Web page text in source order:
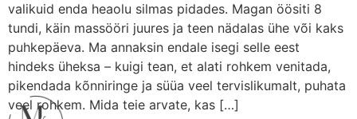
valikuid enda heaolu silmas pidades. Magan öösiti 8
tundi, käin massööri juures ja teen nädalas ühe või kaks
puhkepäeva. Ma annaksin endale isegi selle eest
hindeks üheksa – kuigi tean, et alati rohkem venitada,
pikendada kõnniringe ja süüa veel tervislikumalt, puhata
veel rohkem. Mida teie arvate, kas […]